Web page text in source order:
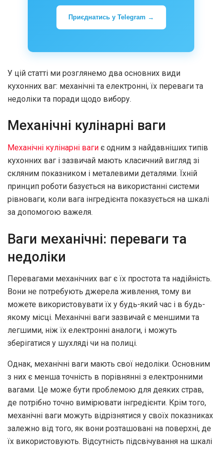
Приєднатись у Telegram →
У цій статті ми розглянемо два основних види
кухонних ваг: механічні та електронні, їх переваги та
недоліки та поради щодо вибору.
Механічні кулінарні ваги
Механічні кулінарні ваги є одним з найдавніших типів
кухонних ваг і зазвичай мають класичний вигляд зі
скляним показником і металевими деталями. Їхній
принцип роботи базується на використанні системи
рівноваги, коли вага інгредієнта показується на шкалі
за допомогою важеля.
Ваги механічні: переваги та
недоліки
Перевагами механічних ваг є їх простота та надійність.
Вони не потребують джерела живлення, тому ви
можете використовувати їх у будь-який час і в будь-
якому місці. Механічні ваги зазвичай є меншими та
легшими, ніж їх електронні аналоги, і можуть
зберігатися у шухляді чи на полиці.
Однак, механічні ваги мають свої недоліки. Основним
з них є менша точність в порівнянні з електронними
вагами. Це може бути проблемою для деяких страв,
де потрібно точно вимірювати інгредієнти. Крім того,
механічні ваги можуть відрізнятися у своїх показниках
залежно від того, як вони розташовані на поверхні, де
їх використовують. Відсутність підсвічування на шкалі